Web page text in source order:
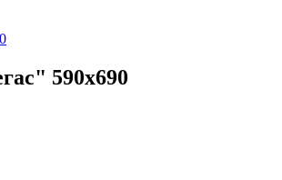
0
590х690